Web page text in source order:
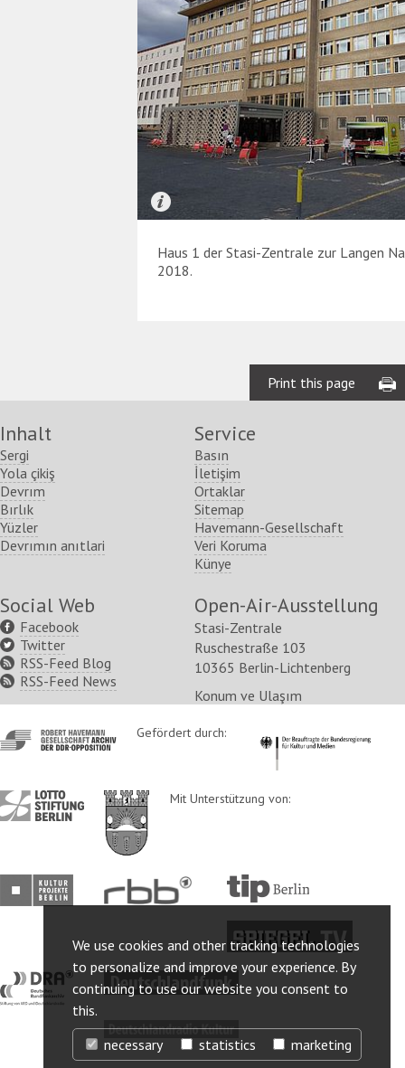
We use cookies and other tracking technologies
to personalize and improve your experience. By
continuing to use our website you consent to
this.
necessary
statistics marketing
Haus 1 der Stasi-Zentrale zur Langen
2018.
Print this page
Inhalt
Sergi
Yola çikiş
Devrım
Bırlık
Yüzler
Devrımın anıtlari
Service
Basın
İletişim
Ortaklar
Sitemap
Havemann-Gesellschaft
Veri Koruma
Künye
Social Web
Facebook
Twitter
RSS-Feed Blog
RSS-Feed News
Open-Air-Ausstellung
Stasi-Zentrale
Ruschestraße 103
10365 Berlin-Lichtenberg
Konum ve Ulaşım
http://www.havemann-
gesellschaft.de/
Gefördert durch: http://
http://www.lotto-
stiftung-
http://www.berlin.de/ba-
lichtenberg/
Mit Unterstützung von:
http://www.kulturprojekte-
berlin.de/
http://www.rbb-
online.de/
http://www.tip-
berlin.de/
http://www.spiegel.tv/
http://www.dra.de/http://www.deutschlandfunk.de/
http://www.deutschlandradiokultur.de/